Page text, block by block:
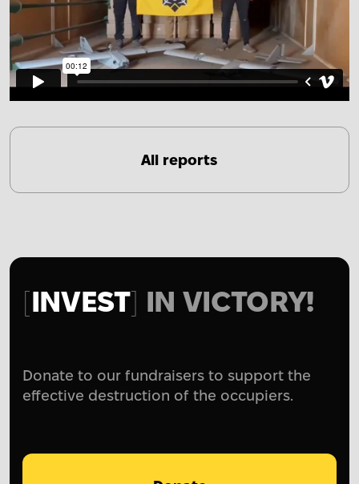
All reports
INVEST IN VICTORY!
Donate to our fundraisers to support the
effective destruction of the occupiers.